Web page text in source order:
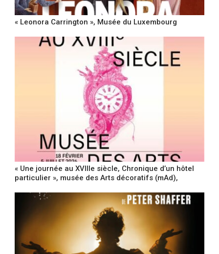
« Leonora Carrington », Musée du Luxembourg
« Une journée au XVIIIe siècle, Chronique d’un hôtel
particulier », musée des Arts décoratifs (mAd),